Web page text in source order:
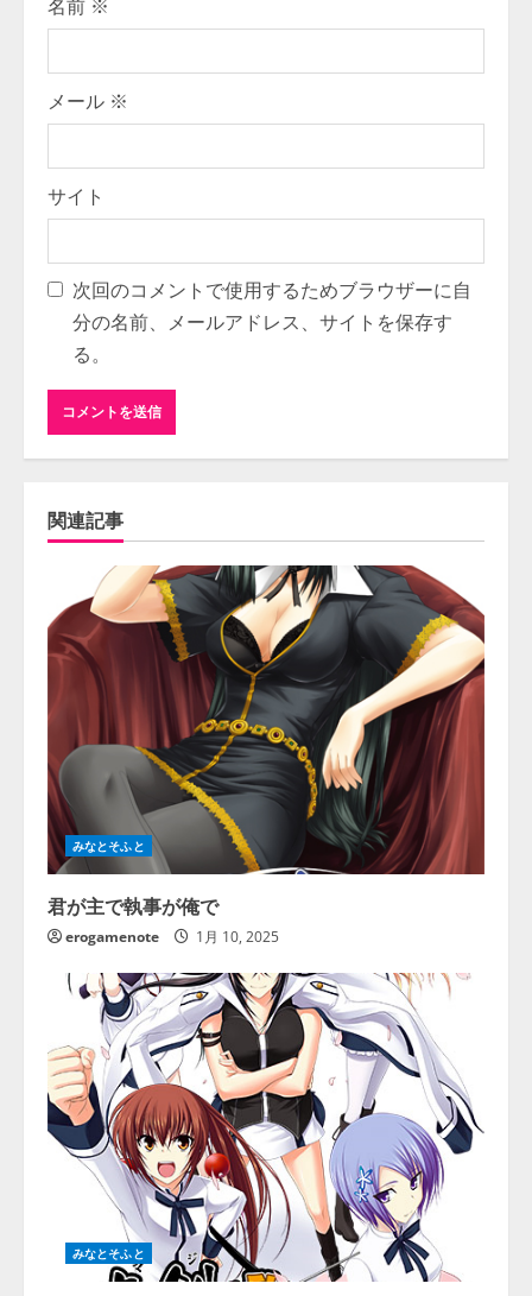
名前 ※
メール ※
サイト
次回のコメントで使用するためブラウザーに自
分の名前、メールアドレス、サイトを保存す
る。
関連記事
みなとそふと
君が主で執事が俺で
erogamenote 1月 10, 2025
みなとそふと